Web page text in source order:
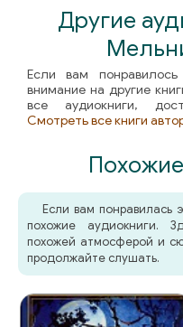
Другие
Если вам
внимание на другие
все аудиокниги,
Смотреть все книги
Если вам понравилась
похожие аудиокниги.
похожей атмосферой и
продолжайте слушать.